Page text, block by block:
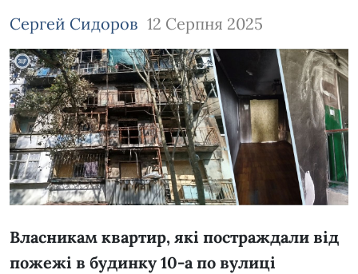
Сергей Сидоров 12 Серпня 2025
Зображення завантажується
Власникам квартир, які постраждали від
пожежі в будинку 10-а по вулиці